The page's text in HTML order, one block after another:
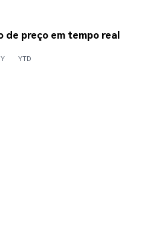
de preço em tempo real
YTD